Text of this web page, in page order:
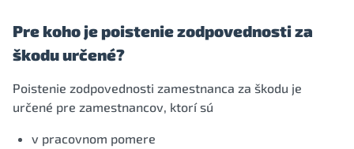
Pre koho je poistenie zodpovednosti za
škodu určené?
Poistenie zodpovednosti zamestnanca za škodu je
určené pre zamestnancov, ktorí sú
v pracovnom pomere